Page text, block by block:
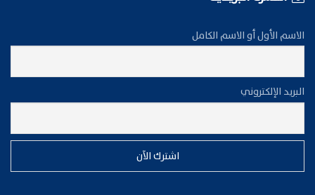
الاسم الأول أو الاسم الكامل
البريد الإلكتروني